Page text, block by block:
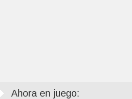
Ahora en juego: